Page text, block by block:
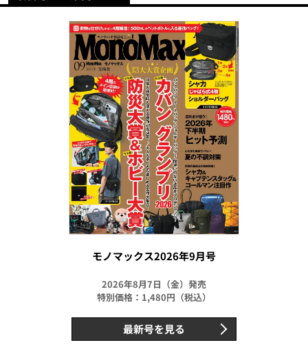
モノマックス2026年9月号
2026年8月7日（金）発売
特別価格：1,480円（税込）
最新号を見る